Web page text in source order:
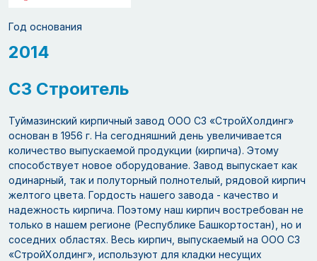
Год основания
2014
СЗ Строитель
Туймазинский кирпичный завод ООО СЗ «СтройХолдинг»
основан в 1956 г. На сегодняшний день увеличивается
количество выпускаемой продукции (кирпича). Этому
способствует новое оборудование. Завод выпускает как
одинарный, так и полуторный полнотелый, рядовой кирпич
желтого цвета. Гордость нашего завода - качество и
надежность кирпича. Поэтому наш кирпич востребован не
только в нашем регионе (Республике Башкортостан), но и
соседних областях. Весь кирпич, выпускаемый на ООО СЗ
«СтройХолдинг», используют для кладки несущих